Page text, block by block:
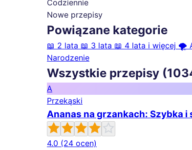
Codziennie
Nowe przepisy
Powiązane kategorie
📖 2 lata 📖 3 lata 📖 4 lata i więcej 🌪️
Narodzenie
Wszystkie przepisy
A
Przekąski
Ananas na grzankach: Szybka
4.0 (24 ocen)